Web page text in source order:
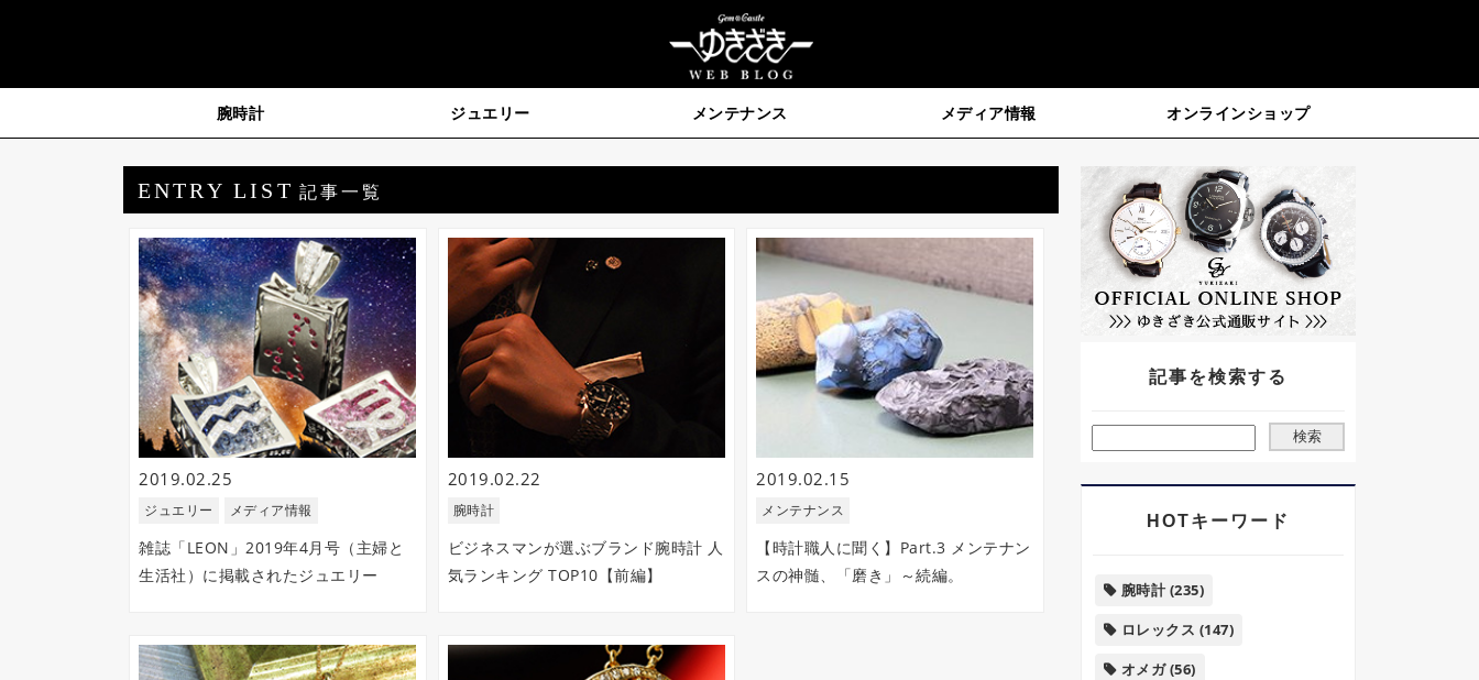
ジェムキャッスルゆきざき 公式ブログ 2019年02月
腕時計 ジュエリー メンテナンス メディア情報 オンラインショップ
ENTRY LIST 記事一覧
2019.02.25
ジュエリー メディア情報
雑誌「LEON」2019年4月号（主婦と
生活社）に掲載されたジュエリー
2019.02.22
腕時計
ビジネスマンが選ぶブランド腕時計 人
気ランキング TOP10【前編】
2019.02.15
メンテナンス
【時計職人に聞く】Part.3 メンテナン
スの神髄、「磨き」～続編。
記事を検索する
HOTキーワード
腕時計 (235)
ロレックス (147)
オメガ(56)